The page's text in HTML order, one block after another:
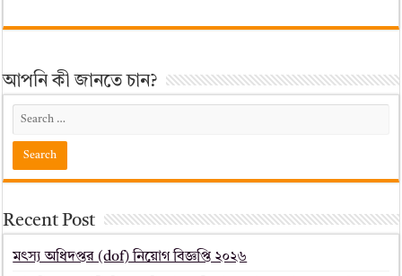
আপনি কী জানতে চান?
Recent Post
মৎস্য অধিদপ্তর (dof) নিয়োগ বিজ্ঞপ্তি ২০২৬